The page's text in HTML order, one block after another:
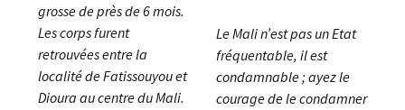
grosse de près de 6 mois.
Les corps furent
retrouvées entre la
localité de Fatissouyou et
Dioura au centre du Mali.
Le Mali n’est pas un Etat
fréquentable, il est
condamnable ; ayez le
courage de le condamner